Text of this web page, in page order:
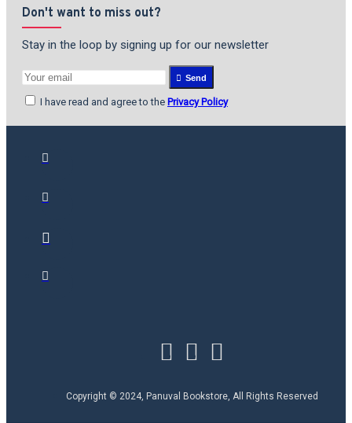
Don't want to miss out?
Stay in the loop by signing up for our newsletter
Send
I have read and agree to the Privacy Policy
Copyright © 2024, Panuval Bookstore, All Rights Reserved